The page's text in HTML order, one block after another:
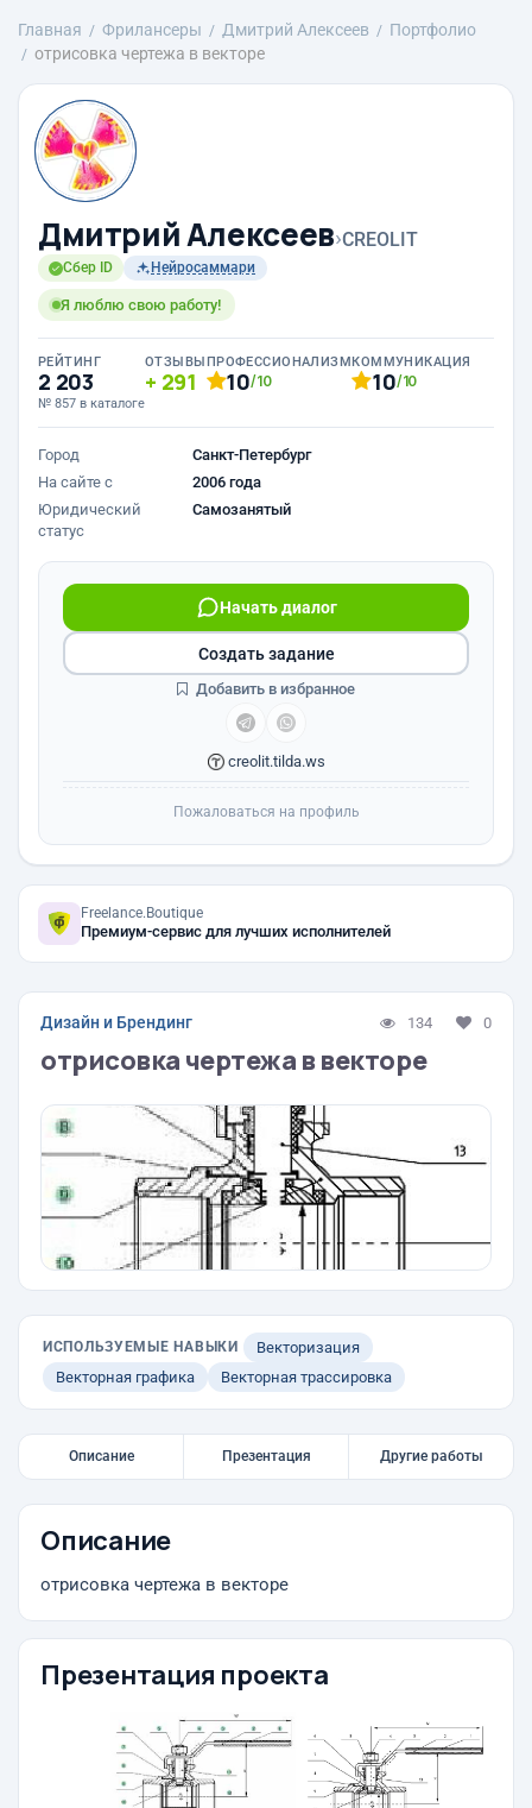
Главная Фрилансеры Дмитрий Алексеев
Портфолио
отрисовка чертежа в векторе
Дмитрий Алексеев›CREOLIT
Сбер ID Нейросаммари
Я люблю свою работу!
РЕЙТИНГ
2 203
№ 857 в каталоге
ОТЗЫВЫ
291
ПРОФЕССИОНАЛИЗМ
10/10
КОММУНИКАЦИЯ
10/10
Город
Санкт-Петербург
На сайте с
2006 года
Юридический
статус
Самозанятый
Начать диалог
creolit.tilda.ws
Создать задание
Добавить в избранное
Пожаловаться на профиль
Freelance.Boutique
Премиум-сервис для лучших исполнителей
Дизайн и Брендинг 134 0
отрисовка чертежа в векторе
ИСПОЛЬЗУЕМЫЕ НАВЫКИ
Векторизация
Векторная графика
Векторная трассировка
Описание Презентация Другие работы
Описание
отрисовка чертежа в векторе
Презентация проекта